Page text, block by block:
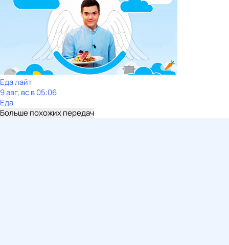
Еда лайт
9 авг, вс в 05:06
Еда
Больше похожих передач